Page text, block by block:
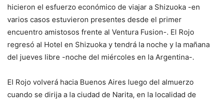
hicieron el esfuerzo económico de viajar a Shizuoka -en
varios casos estuvieron presentes desde el primer
encuentro amistosos frente al Ventura Fusion-. El Rojo
regresó al Hotel en Shizuoka y tendrá la noche y la mañana
del jueves libre -noche del miércoles en la Argentina-.
El Rojo volverá hacia Buenos Aires luego del almuerzo
cuando se dirija a la ciudad de Narita, en la localidad de